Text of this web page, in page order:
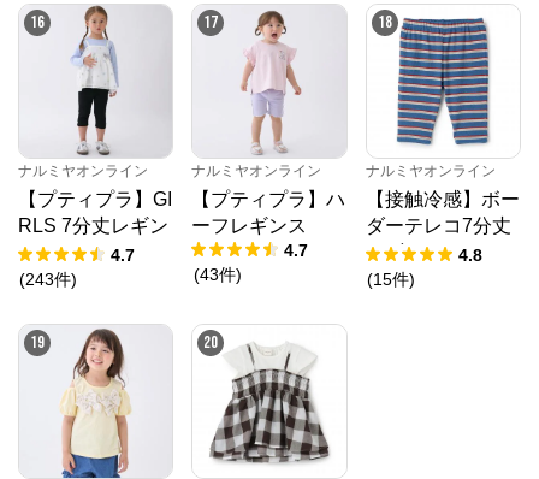
16
ナルミヤオンライン
【プティプラ】GI
RLS 7分丈レギン
ス
4.7
(243件)
17
ナルミヤオンライン
【プティプラ】ハ
ーフレギンス
4.7
(43件)
18
ナルミヤオンライン
【接触冷感】ボー
ダーテレコ7分丈
レギンス
4.8
(15件)
19 20